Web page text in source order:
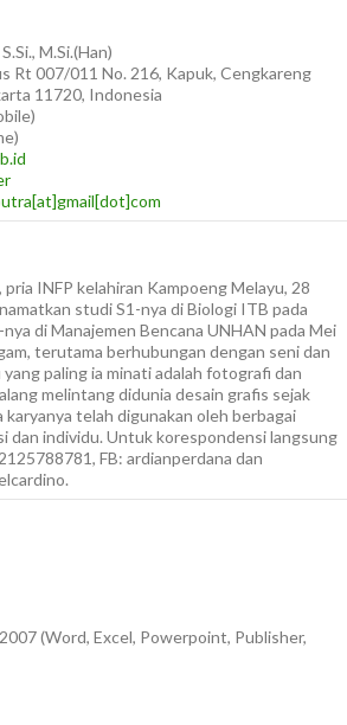
S.Si., M.Si.(Han)
Rt 007/011 No. 216, Kapuk, Cengkareng
11720, Indonesia
)
)
INFP kelahiran Kampoeng Melayu, 28
studi S1-nya di Biologi ITB pada
di Manajemen Bencana UNHAN pada Mei
terutama berhubungan dengan seni dan
paling ia minati adalah fotografi dan
melintang didunia desain grafis sejak
telah digunakan oleh berbagai
dan individu. Untuk korespondensi langsung
FB: ardianperdana dan
(Word, Excel, Powerpoint, Publisher,